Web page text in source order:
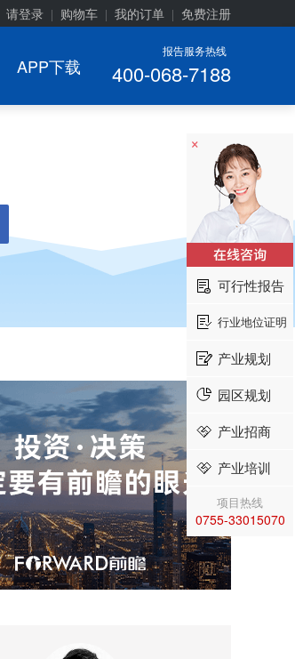
请登录 购物车 我的订单 免费注册
报告服务热线
400-068-7188
APP下载
×
可行性报告
行业地位证明
产业规划
园区规划
产业招商
产业培训
项目热线
0755-33015070